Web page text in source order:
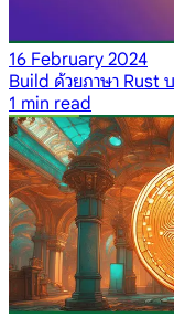
16 February 2024
Build ด้วยภาษา Rust
1 min read